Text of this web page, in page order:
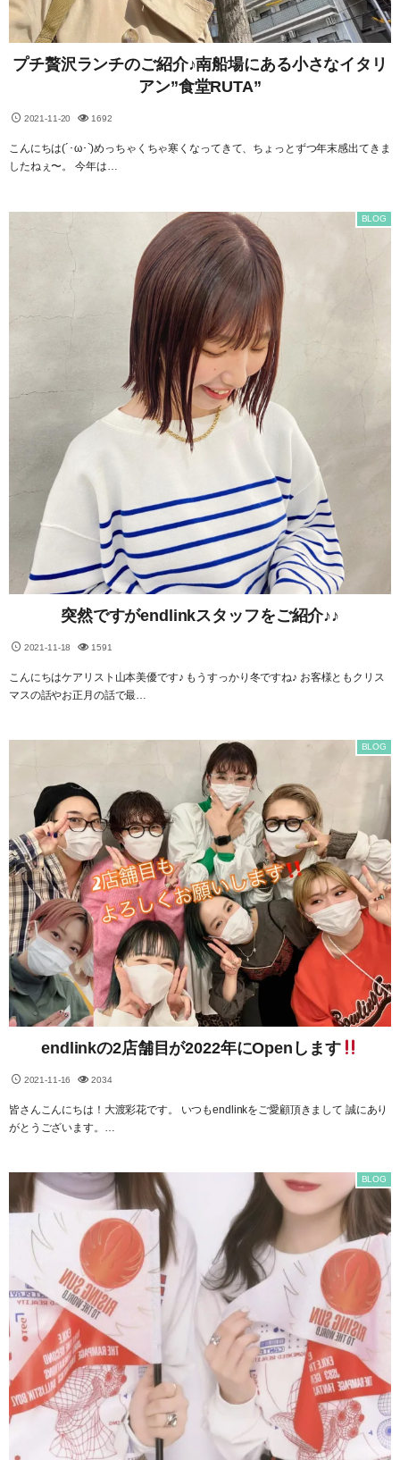
プチ贅沢ランチのご紹介♪南船場にある小さなイタリ
アン”食堂RUTA”
2021-11-20 1692
こんにちは(´･ω･`)めっちゃくちゃ寒くなってきて、ちょっとずつ年末感出てきま
したねぇ〜。 今年は…
突然ですがendlinkスタッフをご紹介♪♪
2021-11-18
BLOG
1591
こんにちはケアリスト山本美優です♪ もうすっかり冬ですね♪ お客様ともクリス
マスの話やお正月の話で最…
endlinkの2店舗目が2022年にOpenします
2021-11-16
BLOG
2034
皆さんこんにちは！大渡彩花です。 いつもendlinkをご愛顧頂きまして 誠にあり
がとうございます。…
BLOG